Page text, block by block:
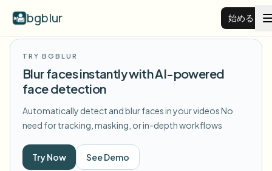
bgblur 始める
TRY BGBLUR
Blur faces instantly with AI-powered
face detection
Automatically detect and blur faces in your videosNo
need for tracking, masking, or in-depth workflows
Try Now See Demo